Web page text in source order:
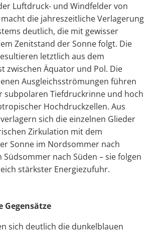
Luftdruck- und Windfelder von
macht die jahreszeitliche Verlagerung
deutlich, die mit gewisser
Zenitstand der Sonne folgt. Die
letztlich aus dem
zwischen Äquator und Pol. Die
Ausgleichsströmungen führen
subpolaren Tiefdruckrinne und hoch
Hochdruckzellen. Aus
sich die einzelnen Glieder
Zirkulation mit dem
Sonne im Nordsommer nach
nach Süden – sie folgen
stärkster Energiezufuhr.
Gegensätze
sich deutlich die dunkelblauen